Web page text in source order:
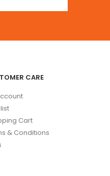
CARE
Cart
& Conditions